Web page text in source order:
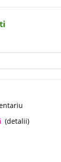
(detalii)